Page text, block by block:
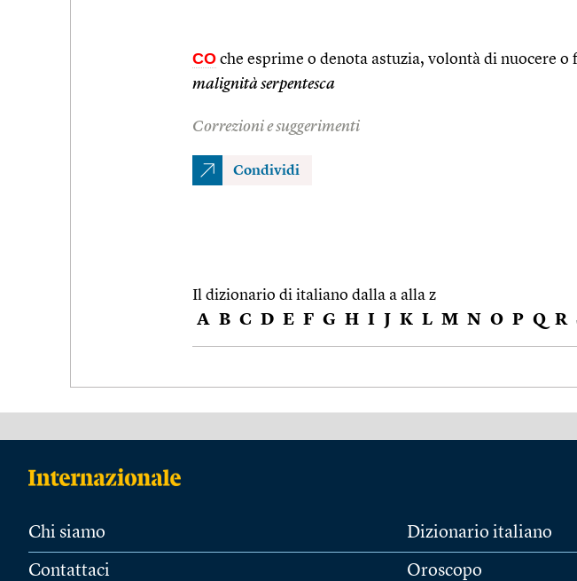
CO che esprime o denota astuzia, volontà di nuocere o
malignità serpentesca
Correzioni e suggerimenti
Condividi
Il dizionario di italiano dalla a alla z
A B C D E F G H I J K L M N O P Q R
Chi siamo
Contattaci
Dizionario italiano
Oroscopo